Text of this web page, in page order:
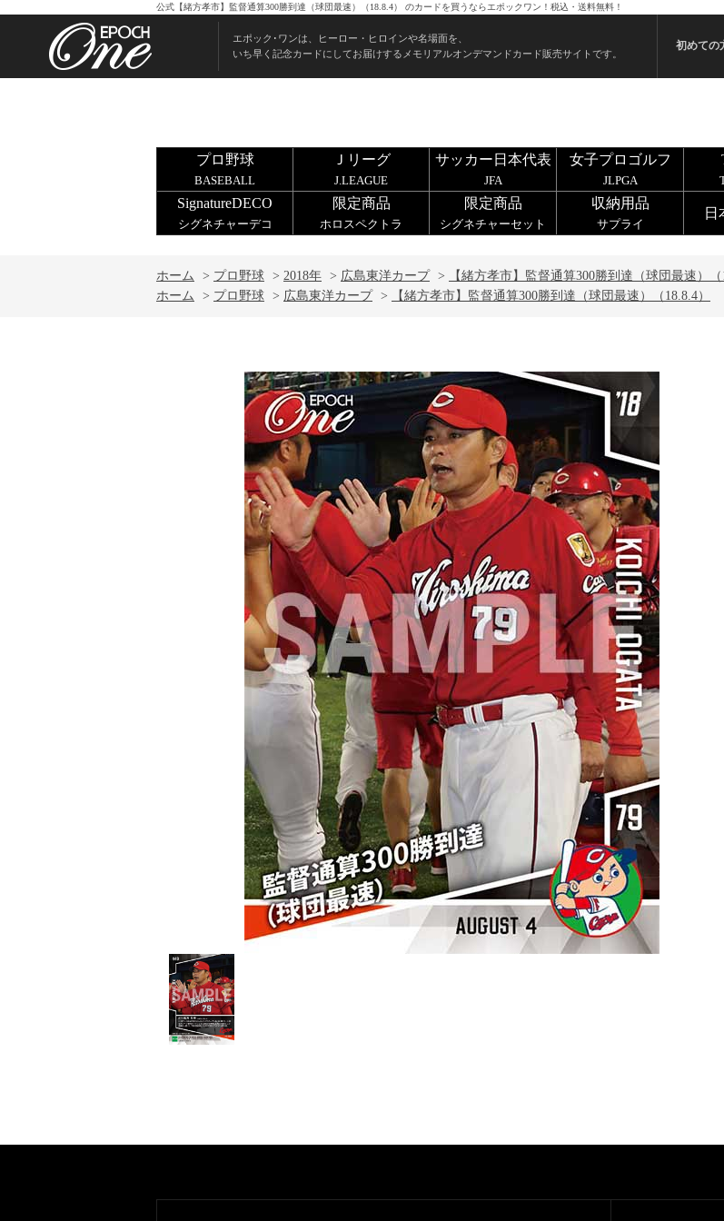
公式【緒方孝市】監督通算300勝到達（球団最速）（18.8.4） のカードを買うならエポックワン！税込・送料無料！
エポック･ワンは、ヒーロー・ヒロインや名場面を、
いち早く記念カードにしてお届けするメモリアルオンデマンドカード販売サイトです。
初めての
プロ野球
BASEBALL
Ｊリーグ
J.LEAGUE
サッカー日本代表
JFA
女子プロゴルフ
JLPGA
SignatureDECO
シグネチャーデコ
限定商品
ホロスペクトラ
限定商品
シグネチャーセット
収納用品
サプライ
日
ホーム > プロ野球 > 2018年 > 広島東洋カープ >
【緒方孝市】監督通算300勝到達（球団最速）（
ホーム
> プロ野球 > 広島東洋カープ > 【緒方孝市】監督通算300勝到達（球団最速）（18.8.4）